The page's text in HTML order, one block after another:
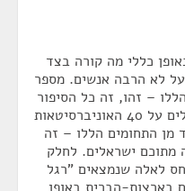
כללי מה קורה בצד
לא הרבה אנשים. מספר
– זהו, זה כל הסיפור
באוניברסיטאות המחקר. אם מסתכלים על 40 האוניברסיטאות
מן התחומים הללו – זה
מתוכם ישראלים. לחלק
לאלה שנמצאים "רגל